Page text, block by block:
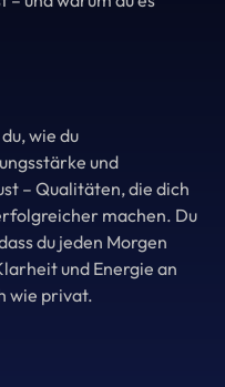
wie du
und
– Qualitäten, die dich
machen. Du
du jeden Morgen
und Energie an
wie privat.